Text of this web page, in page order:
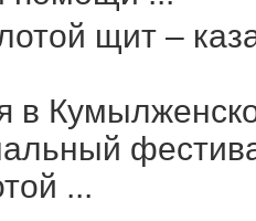
щит –
в
...